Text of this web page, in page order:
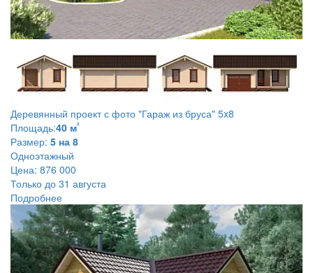
Деревянный проект с фото "Гараж из бруса" 5x8
Площадь:40 м²
Размер: 5 на 8
Одноэтажный
Цена: 876 000
Только до 31 августа
Подробнее